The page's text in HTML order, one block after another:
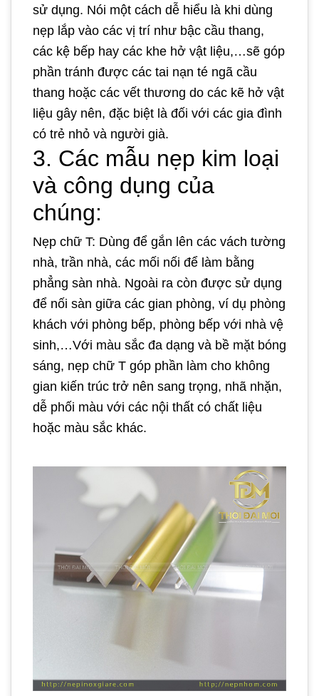
sử dụng. Nói một cách dễ hiểu là khi dùng
nẹp lắp vào các vị trí như bậc cầu thang,
các kệ bếp hay các khe hở vật liệu,…sẽ góp
phần tránh được các tai nạn té ngã cầu
thang hoặc các vết thương do các kẽ hở vật
liệu gây nên, đặc biệt là đối với các gia đình
có trẻ nhỏ và người già.
3. Các mẫu nẹp kim loại
và công dụng của
chúng:
Nẹp chữ T: Dùng để gắn lên các vách tường
nhà, trần nhà, các mối nối để làm bằng
phẳng sàn nhà. Ngoài ra còn được sử dụng
để nối sàn giữa các gian phòng, ví dụ phòng
khách với phòng bếp, phòng bếp với nhà vệ
sinh,…Với màu sắc đa dạng và bề mặt bóng
sáng, nẹp chữ T góp phần làm cho không
gian kiến trúc trở nên sang trọng, nhã nhặn,
dễ phối màu với các nội thất có chất liệu
hoặc màu sắc khác.